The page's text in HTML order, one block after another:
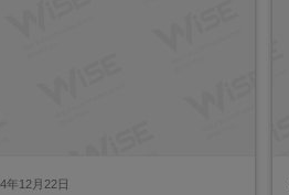
年12月22日
主催 「現場DX！紙記録から